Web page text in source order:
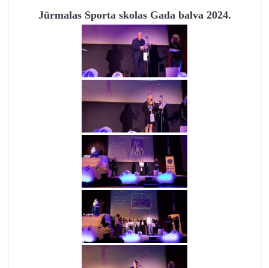
Jūrmalas Sporta skolas Gada balva 2024.